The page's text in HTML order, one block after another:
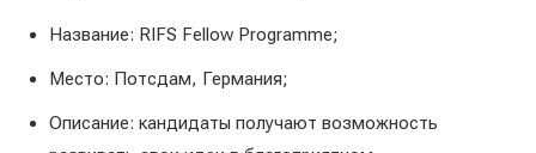
Название: RIFS Fellow Programme;
Место: Потсдам, Германия;
Описание: кандидаты получают возможность